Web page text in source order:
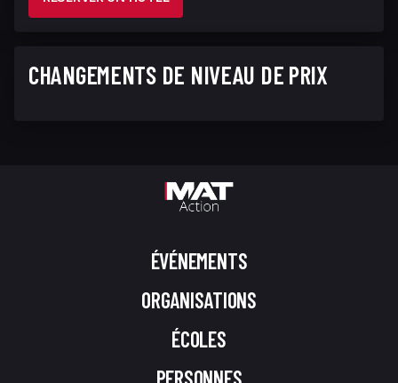
CHANGEMENTS DE NIVEAU DE PRIX
ÉVÉNEMENTS
ORGANISATIONS
ÉCOLES